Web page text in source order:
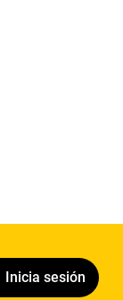
Inicia sesión